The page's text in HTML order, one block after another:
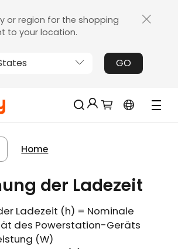
or region for the shopping
to your location.
GO
Limitierter!
für mehrere
Geschenk bei Bestellungen
regelmäßige Erinnerungen an
Home
der Ladezeit
Ladezeit (h) = Nominale
des Powerstation-Geräts
(W)